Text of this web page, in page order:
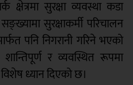
क्षेत्रमा सुरक्षा व्यवस्था कडा
सुरक्षाकर्मी परिचालन
पनि निगरानी गरिने भएको
र व्यवस्थित रूपमा
ध्यान दिएको छ।